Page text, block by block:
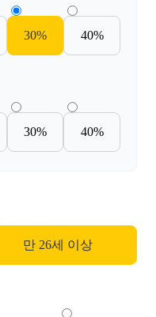
30% 40%
30% 40%
만 26세 이상